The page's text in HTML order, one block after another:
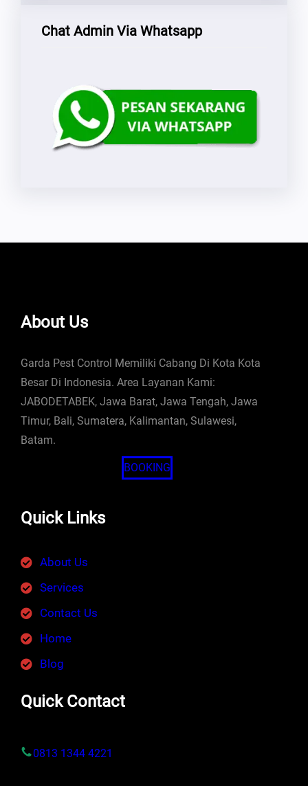
Chat Admin Via Whatsapp
About Us
Garda Pest Control Memiliki Cabang Di Kota Kota
Besar Di Indonesia. Area Layanan Kami:
JABODETABEK, Jawa Barat, Jawa Tengah, Jawa
Timur, Bali, Sumatera, Kalimantan, Sulawesi,
Batam.
BOOKING
Quick Links
About Us
Services
Contact Us
Home
Blog
Quick Contact
0813 1344 4221